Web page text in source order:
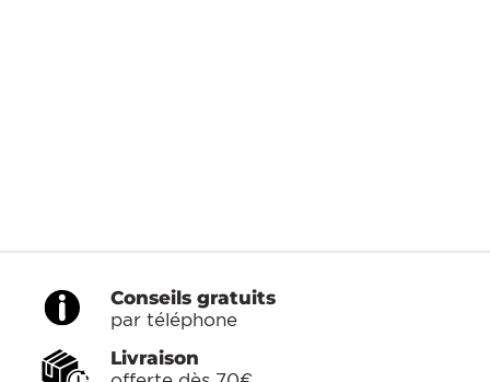
Conseils gratuits
par téléphone
Livraison